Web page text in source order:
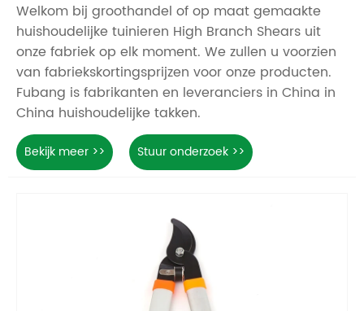
Welkom bij groothandel of op maat gemaakte
huishoudelijke tuinieren High Branch Shears uit
onze fabriek op elk moment. We zullen u voorzien
van fabriekskortingsprijzen voor onze producten.
Fubang is fabrikanten en leveranciers in China in
China huishoudelijke takken.
Bekijk meer >> Stuur onderzoek >>